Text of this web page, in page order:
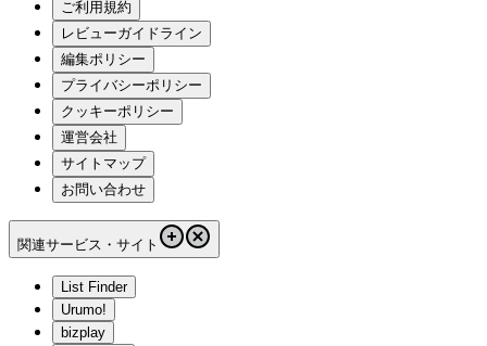
ご利用規約
レビューガイドライン
編集ポリシー
プライバシーポリシー
クッキーポリシー
運営会社
サイトマップ
お問い合わせ
関連サービス・サイト
List Finder
Urumo!
bizplay